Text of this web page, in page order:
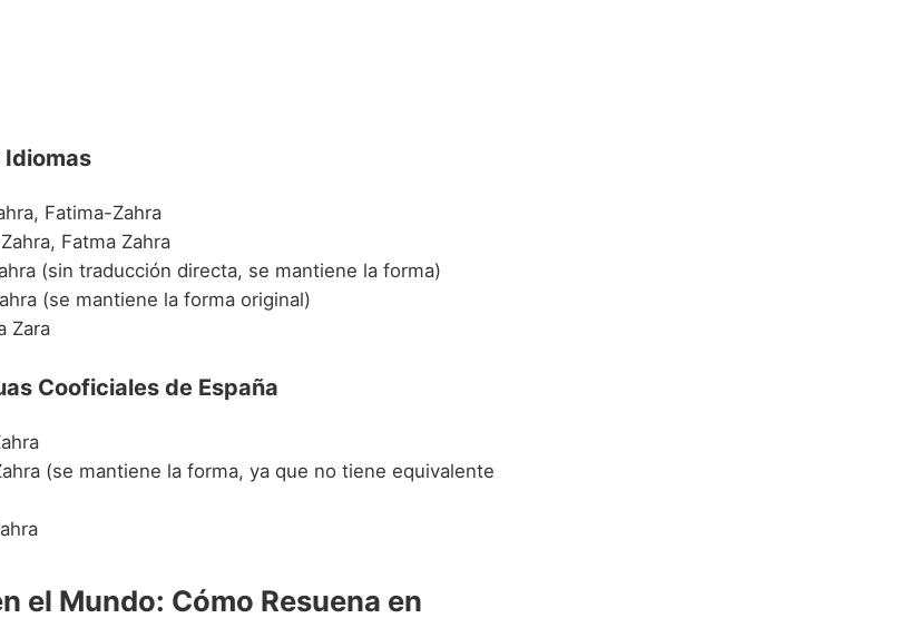
Idiomas
Fatima-Zahra
Fatma Zahra
(sin traducción directa, se mantiene la forma)
(se mantiene la forma original)
Zara
Cooficiales de España
(se mantiene la forma, ya que no tiene equivalente
el Mundo: Cómo Resuena en